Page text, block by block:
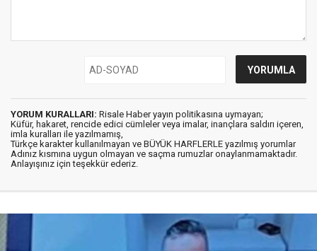
YORUM KURALLARI: Risale Haber yayın politikasına uymayan;
Küfür, hakaret, rencide edici cümleler veya imalar, inançlara saldırı içeren,
imla kuralları ile yazılmamış,
Türkçe karakter kullanılmayan ve BÜYÜK HARFLERLE yazılmış yorumlar
Adınız kısmına uygun olmayan ve saçma rumuzlar onaylanmamaktadır.
Anlayışınız için teşekkür ederiz.